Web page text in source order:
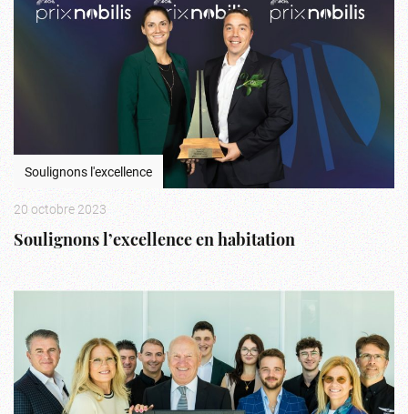
Soulignons l'excellence
20 octobre 2023
Soulignons l’excellence en habitation